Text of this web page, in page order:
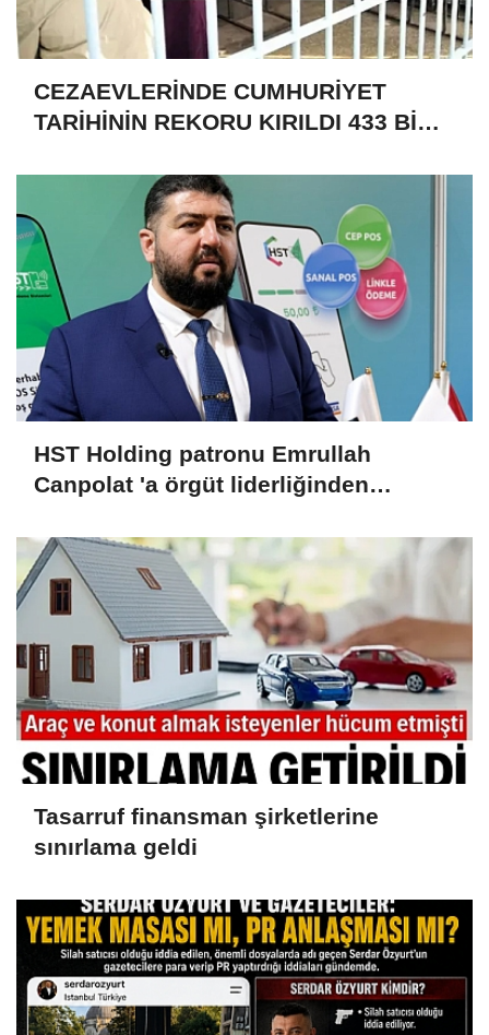
CEZAEVLERİNDE CUMHURİYET
TARİHİNİN REKORU KIRILDI 433 BİN
HST Holding patronu Emrullah
Canpolat 'a örgüt liderliğinden
malvarlığına el konuldu
Tasarruf finansman şirketlerine
sınırlama geldi